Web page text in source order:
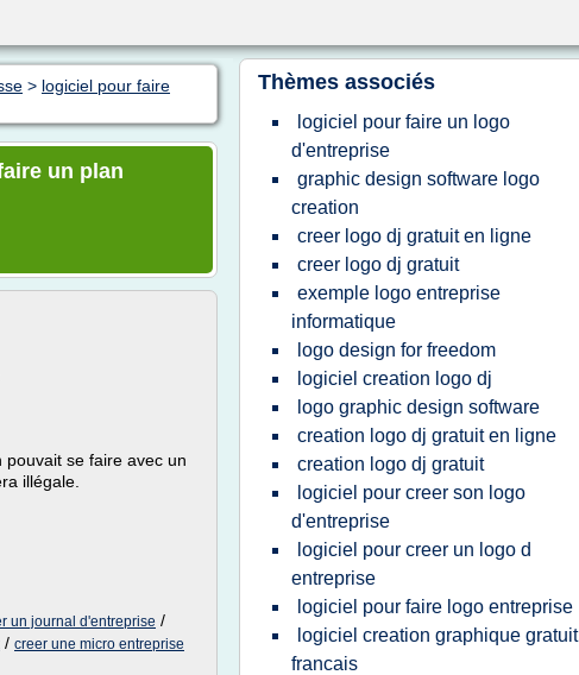
> logiciel pour faire
un plan
se faire avec un
illégale.
un journal d'entreprise /
/ creer une micro entreprise
Thèmes associés
logiciel pour faire un logo
d'entreprise
graphic design software logo
creation
creer logo dj gratuit en ligne
creer logo dj gratuit
exemple logo entreprise
informatique
logo design for freedom
logiciel creation logo dj
logo graphic design software
creation logo dj gratuit en ligne
creation logo dj gratuit
logiciel pour creer son logo
d'entreprise
logiciel pour creer un logo d
entreprise
logiciel pour faire logo entreprise
logiciel creation graphique gratuit
francais